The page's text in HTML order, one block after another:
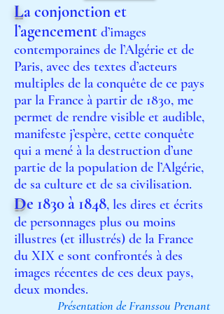
La conjonction et
l’agencement d’images
contemporaines de l’Algérie et de
Paris, avec des textes d’acteurs
multiples de la conquête de ce pays
par la France à partir de 1830, me
permet de rendre visible et audible,
manifeste j’espère, cette conquête
qui a mené à la destruction d’une
partie de la population de l’Algérie,
de sa culture et de sa civilisation.
De 1830 à 1848, les dires et écrits
de personnages plus ou moins
illustres (et illustrés) de la France
du XIX e sont confrontés à des
images récentes de ces deux pays,
deux mondes.
Présentation de Franssou Prenant